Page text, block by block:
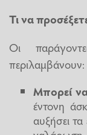
Τι να
Οι
περιλαμβάνουν:
Μπορεί
έντονη
αυξήσει